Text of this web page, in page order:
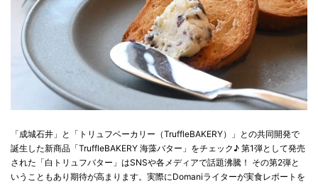
「成城石井」と「トリュフベーカリー（TruffleBAKERY）」との共同開発で
誕生した新商品「TruffleBAKERY 海藻バター」をチェック♪ 第1弾として発売
された「白トリュフバター」はSNSや各メディアで話題沸騰！ その第2弾と
いうこともあり期待が高まります。実際にDomaniライターが実食レポートを